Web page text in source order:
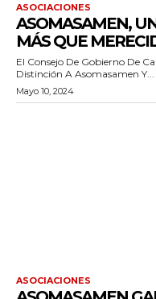
ASOCIACIONES
ASOMASAMEN,
MÁS QUE
El Consejo De Gobierno De
Distinción A Asomasamen Y...
Mayo 10, 2024
ASOCIACIONES